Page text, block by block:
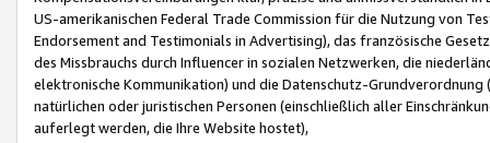
US-amerikanischen Federal Trade Commission für die Nutzung von
Endorsement and Testimonials in Advertising), das französische
des Missbrauchs durch Influencer in sozialen Netzwerken, die
elektronische Kommunikation) und die Datenschutz-
natürlichen oder juristischen Personen (einschließlich aller
auferlegt werden, die Ihre Website hostet),